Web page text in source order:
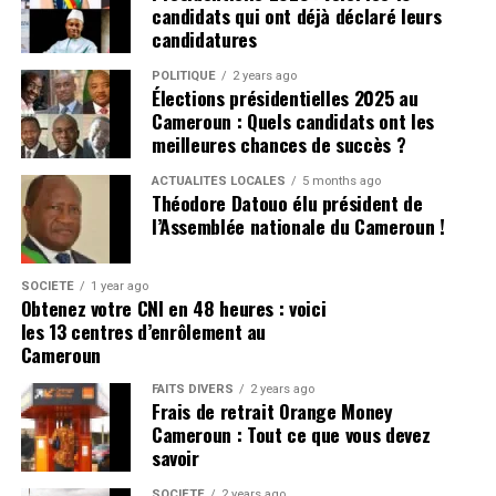
La Constitution établit Yaoundé comme siège des
institutions du pays. Elle ne stipule pas que le président
doive résider physiquement à Yaoundé, vivre au
Cameroun pendant un nombre minimum de jours, ni
rentrer après une période déterminée à l’étranger.
L’absence en elle-même ne crée pas de vacance du
poste. Cela signifie que le pays pourrait, juridiquement,
continuer d’être gouverné depuis un hôtel à Genève
pendant des mois, voire des années, à condition que le
président reste en vie, ne démissionne pas et ne soit pas
formellement déclaré inapte à exercer ses fonctions.
Le délai constitutionnel inexistant
L’article 6 révisé de la Constitution ne reconnaît que
trois circonstances susceptibles de créer une vacance à
candidats qui ont déjà déclaré leurs
candidatures
POLITIQUE 2 years ago
Élections présidentielles 2025 au
Cameroun : Quels candidats ont les
meilleures chances de succès ?
ACTUALITÉS LOCALES 5 months ago
Théodore Datouo élu président de
l’Assemblée nationale du Cameroun !
SOCIÉTÉ 1 year ago
Obtenez votre CNI en 48 heures : voici
les 13 centres d’enrôlement au
Cameroun
FAITS DIVERS 2 years ago
Frais de retrait Orange Money
Cameroun : Tout ce que vous devez
savoir